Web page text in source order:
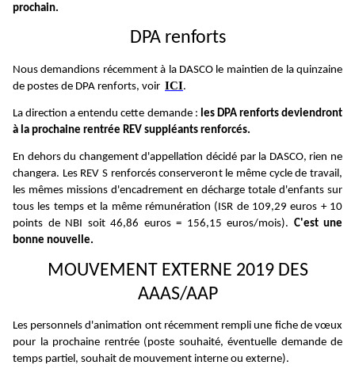
prochain.
DPA renforts
Nous demandions récemment à la DASCO le maintien de la quinzaine
de postes de DPA renforts, voir ICI.
La direction a entendu cette demande : les DPA renforts deviendront
à la prochaine rentrée REV suppléants renforcés.
En dehors du changement d'appellation décidé par la DASCO, rien ne
changera. Les REV S renforcés conserveront le même cycle de travail,
les mêmes missions d'encadrement en décharge totale d'enfants sur
tous les temps et la même rémunération (ISR de 109,29 euros + 10
points de NBI soit 46,86 euros = 156,15 euros/mois). C'est une
bonne nouvelle.
MOUVEMENT EXTERNE 2019 DES
AAAS/AAP
Les personnels d'animation ont récemment rempli une fiche de vœux
pour la prochaine rentrée (poste souhaité, éventuelle demande de
temps partiel, souhait de mouvement interne ou externe).